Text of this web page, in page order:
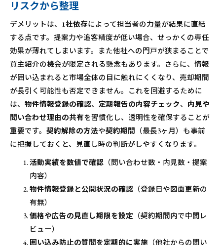
リスクから整理
デメリットは、 1社依存によって担当者の力量が結果に直結
する点です。提案力や追客精度が低い場合、せっかくの専任
効果が薄れてしまいます。また他社への門戸が狭まることで
買主紹介の機会が限定される懸念もあります。さらに、情報
が囲い込まれると市場全体の目に触れにくくなり、売却期間
が長引く可能性も否定できません。これを回避するために
は、 物件情報登録の確認、 定期報告の内容チェック、 内見や
問い合わせ理由の共有を習慣化し、透明性を確保することが
重要です。 契約解除の方法や契約期間 （最長3ヶ月）も事前
に把握しておくと、見直し時の判断がしやすくなります。
活動実績を数値で確認 （問い合わせ数・内見数・提案
内容）
物件情報登録と公開状況の確認 （登録日や図面更新の
有無）
価格や広告の見直し期限を設定 （契約期間内で中間レ
ビュー）
囲い込み防止の質問を定期的に実施 （他社からの問い